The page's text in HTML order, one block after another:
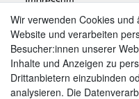
Zahlungsarten
Wir verwenden Cookies
Website und verarbeiten
Besucher:innen unserer
Inhalte und Anzeigen zu
Drittanbietern einzubinden
analysieren. Die